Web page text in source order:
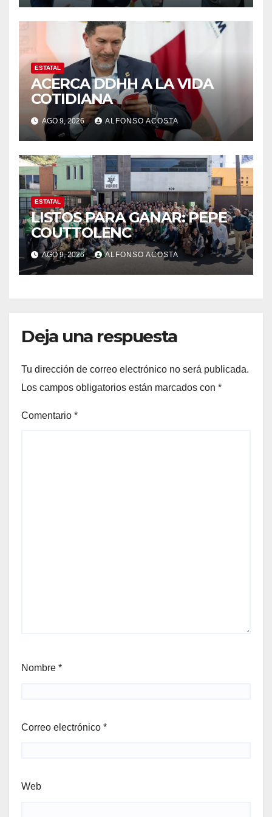
ESTATAL
ACERCA DDHH A LA VIDA
COTIDIANA
AGO 9, 2026 ALFONSO ACOSTA
ESTATAL
LISTOS PARA GANAR: PEPE
COUTTOLENC
AGO 9, 2026 ALFONSO ACOSTA
Deja una respuesta
Tu dirección de correo electrónico no será publicada.
Los campos obligatorios están marcados con *
Comentario *
Nombre *
Correo electrónico *
Web